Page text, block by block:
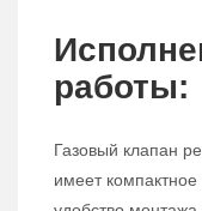
работы:
Газовый клапан
имеет